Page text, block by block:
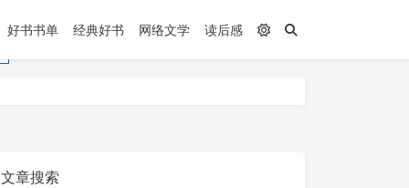
好书书单 经典好书 网络文学 读后感
文章搜索